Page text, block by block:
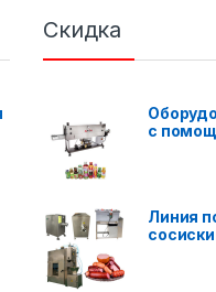
Скидка
с
Линия